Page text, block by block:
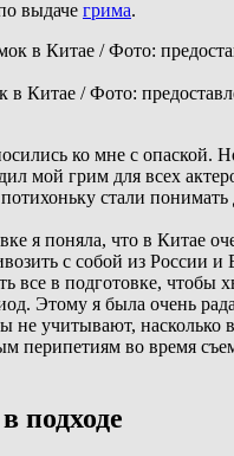
выдаче грима.
в Китае / Фото:
ко мне с опаской.
мой грим для всех
стали понимать
я поняла, что в Китае
с собой из России
все в подготовке, чтобы
Этому я была очень
не учитывают, насколько
перипетиям во время
подходе